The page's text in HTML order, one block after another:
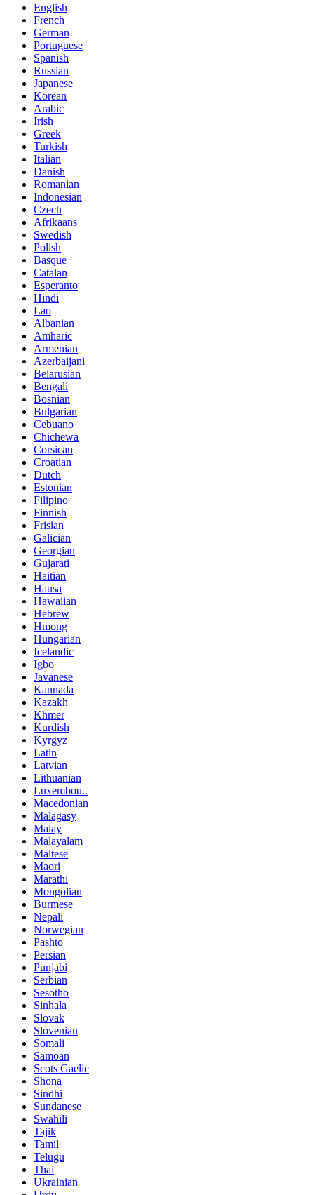
English
French
German
Portuguese
Spanish
Russian
Japanese
Korean
Arabic
Irish
Greek
Turkish
Italian
Danish
Romanian
Indonesian
Czech
Afrikaans
Swedish
Polish
Basque
Catalan
Esperanto
Hindi
Lao
Albanian
Amharic
Armenian
Azerbaijani
Belarusian
Bengali
Bosnian
Bulgarian
Cebuano
Chichewa
Corsican
Croatian
Dutch
Estonian
Filipino
Finnish
Frisian
Galician
Georgian
Gujarati
Haitian
Hausa
Hawaiian
Hebrew
Hmong
Hungarian
Icelandic
Igbo
Javanese
Kannada
Kazakh
Khmer
Kurdish
Kyrgyz
Latin
Latvian
Lithuanian
Luxembou..
Macedonian
Malagasy
Malay
Malayalam
Maltese
Maori
Marathi
Mongolian
Burmese
Nepali
Norwegian
Pashto
Persian
Punjabi
Serbian
Sesotho
Sinhala
Slovak
Slovenian
Somali
Samoan
Scots Gaelic
Shona
Sindhi
Sundanese
Swahili
Tajik
Tamil
Telugu
Thai
Ukrainian